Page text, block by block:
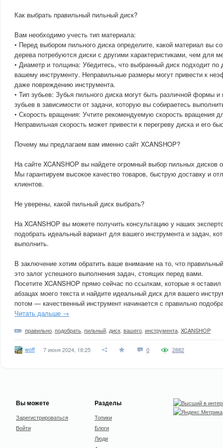
Как выбрать правильный пильный диск?
Вам необходимо учесть тип материала:
• Перед выбором пильного диска определите, какой материал вы
дерева потребуются диски с другими характеристиками, чем для
• Диаметр и толщина: Убедитесь, что выбранный диск подходит по
вашему инструменту. Неправильные размеры могут привести к
даже повреждению инструмента.
• Тип зубьев: Зубья пильного диска могут быть различной формы
зубьев в зависимости от задачи, которую вы собираетесь
• Скорость вращения: Учтите рекомендуемую скорость вращения
Неправильная скорость может привести к перегреву диска и его
Почему мы предлагаем вам именно сайт XCANSHOP?
На сайте XCANSHOP вы найдете огромный выбор пильных дисков
Мы гарантируем высокое качество товаров, быструю доставку и
клиентов.
Не уверены, какой пильный диск выбрать?
На XCANSHOP вы можете получить консультацию у наших
подобрать идеальный вариант для вашего инструмента и задач,
выполнить.
В заключение хотим обратить ваше внимание на то, что
это залог успешного выполнения задач, стоящих перед вами.
Посетите XCANSHOP прямо сейчас по ссылкам, которые я
абзацах моего текста и найдите идеальный диск для вашего
потом — качественный инструмент начинается с правильно
Читать дальше →
правильно подобрать пильный диск вашего инструмента XCANSHOP
woff 7 июня 2024, 18:25 0 2882
Вы можете
Зарегистрироваться
Войти
Разделы
Топики
Блоги
Люди